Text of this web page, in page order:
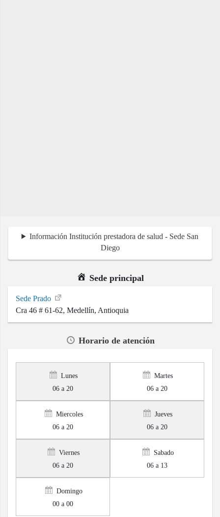
Información Institución prestadora de salud - Sede San
Diego
Sede principal
Sede Prado
Cra 46 # 61-62, Medellín, Antioquia
Horario de atención
Lunes
06 a 20
Martes
06 a 20
Miercoles
06 a 20
Jueves
06 a 20
Viernes
06 a 20
Sabado
06 a 13
Domingo
00 a 00